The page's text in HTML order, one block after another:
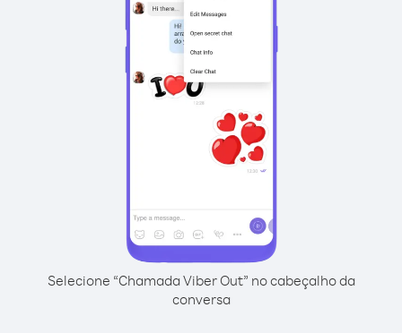
Selecione “Chamada Viber Out” no cabeçalho da
conversa